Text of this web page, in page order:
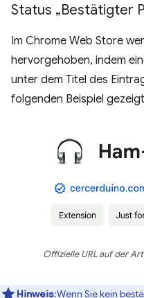
Status „Bestätigter
Im Chrome Web Store
hervorgehoben, indem
unter dem Titel des
folgenden Beispiel
Offizielle URL auf der
Hinweis:Wenn Sie kein